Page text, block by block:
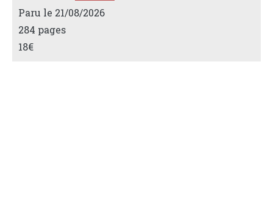
Paru le 21/08/2026
284 pages
18€